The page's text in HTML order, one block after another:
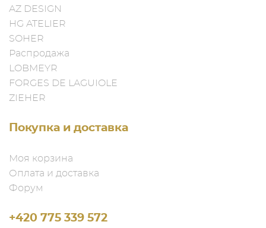
AZ DESIGN
HG ATELIER
SOHER
Распродажа
LOBMEYR
FORGES DE LAGUIOLE
ZIEHER
Покупка и доставка
Моя корзина
Оплата и доставка
Форум
+420 775 339 572